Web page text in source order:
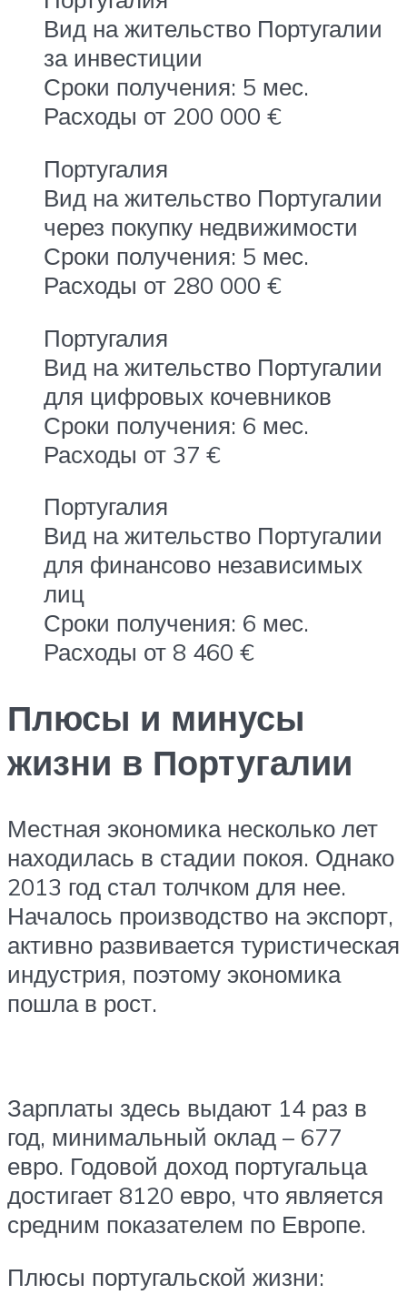
Вид на жительство Португалии
за инвестиции
Сроки получения: 5 мес.
Расходы от 200 000 €
Португалия
Вид на жительство Португалии
через покупку недвижимости
Сроки получения: 5 мес.
Расходы от 280 000 €
Португалия
Вид на жительство Португалии
для цифровых кочевников
Сроки получения: 6 мес.
Расходы от 37 €
Португалия
Вид на жительство Португалии
для финансово независимых
лиц
Сроки получения: 6 мес.
Расходы от 8 460 €
Плюсы и минусы
жизни в Португалии
Местная экономика несколько лет
находилась в стадии покоя. Однако
2013 год стал толчком для нее.
Началось производство на экспорт,
активно развивается туристическая
индустрия, поэтому экономика
пошла в рост.
Зарплаты здесь выдают 14 раз в
год, минимальный оклад – 677
евро. Годовой доход португальца
достигает 8120 евро, что является
средним показателем по Европе.
Плюсы португальской жизни: